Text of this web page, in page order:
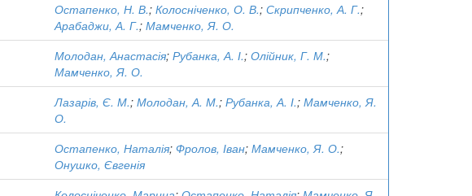
Остапенко, Н. В.; Колосніченко, О. В.; Скрипченко, А. Г.;
Арабаджи, А. Г.; Мамченко, Я. О.
Молодан, Анастасія; Рубанка, А. І.; Олійник, Г. М.;
Мамченко, Я. О.
Лазарів, Є. М.; Молодан, А. М.; Рубанка, А. І.; Мамченко, Я.
О.
Остапенко, Наталія; Фролов, Іван; Мамченко, Я. О.;
Онушко, Євгенія